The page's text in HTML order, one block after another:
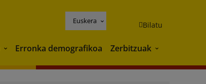
Euskera Bilatu
Ingurunea
Erronka demografikoa Zerbitzuak Zerbitzuak